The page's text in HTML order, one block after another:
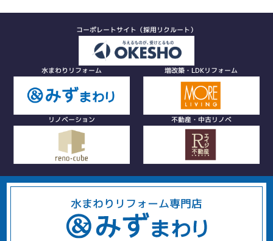
コーポレートサイト（採用リクルート）
水まわりリフォーム 増改築・LDKリフォーム
リノベーション 不動産・中古リノベ
水まわりリフォーム専門店